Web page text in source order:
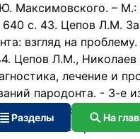
Максимовского. –
640 с. 43. Цепов Л.М.
взгляд на
Цепов Л.М.,
лечение и
пародонта. - 3-е
информ, 2008.
С.Б.
Разделы На